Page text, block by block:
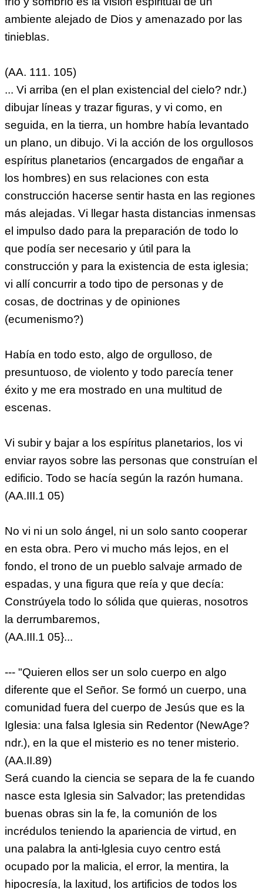
ambiente alejado de Dios y amenazado por las
tinieblas.
(AA. 111. 105)
... Vi arriba (en el plan existencial del cielo? ndr.)
dibujar líneas y trazar figuras, y vi como, en
seguida, en la tierra, un hombre había levantado
un plano, un dibujo. Vi la acción de los orgullosos
espíritus planetarios (encargados de engañar a
los hombres) en sus relaciones con esta
construcción hacerse sentir hasta en las regiones
más alejadas. Vi llegar hasta distancias inmensas
el impulso dado para la preparación de todo lo
que podía ser necesario y útil para la
construcción y para la existencia de esta iglesia;
vi allí concurrir a todo tipo de personas y de
cosas, de doctrinas y de opiniones
(ecumenismo?)
Había en todo esto, algo de orgulloso, de
presuntuoso, de violento y todo parecía tener
éxito y me era mostrado en una multitud de
escenas.
Vi subir y bajar a los espíritus planetarios, los vi
enviar rayos sobre las personas que construían el
edificio. Todo se hacía según la razón humana.
(AA.III.1 05)
No vi ni un solo ángel, ni un solo santo cooperar
en esta obra. Pero vi mucho más lejos, en el
fondo, el trono de un pueblo salvaje armado de
espadas, y una figura que reía y que decía:
Constrúyela todo lo sólida que quieras, nosotros
la derrumbaremos,
(AA.III.1 05}...
--- "Quieren ellos ser un solo cuerpo en algo
diferente que el Señor. Se formó un cuerpo, una
comunidad fuera del cuerpo de Jesús que es la
Iglesia: una falsa Iglesia sin Redentor (NewAge?
ndr.), en la que el misterio es no tener misterio.
(AA.II.89)
Será cuando la ciencia se separa de la fe cuando
nasce esta Iglesia sin Salvador; las pretendidas
buenas obras sin la fe, la comunión de los
incrédulos teniendo la apariencia de virtud, en
una palabra la anti-lglesia cuyo centro está
ocupado por la malicia, el error, la mentira, la
hipocresía, la laxitud, los artificios de todos los